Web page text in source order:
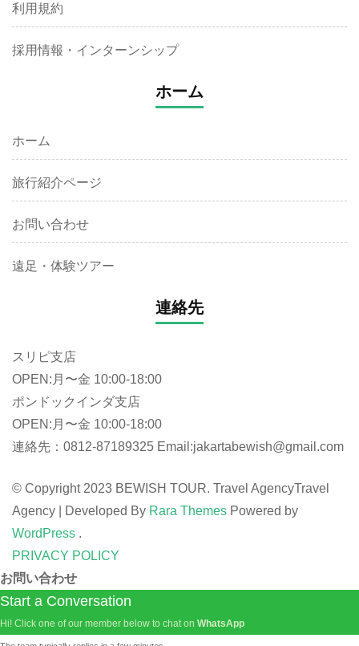
利用規約
採用情報・インターンシップ
ホーム
ホーム
旅行紹介ページ
お問い合わせ
遠足・体験ツアー
連絡先
スリピ支店
OPEN:月〜金 10:00-18:00
ポンドックインダ支店
OPEN:月〜金 10:00-18:00
連絡先：0812-87189325 Email:jakartabewish@gmail.com
© Copyright 2023 BEWISH TOUR. Travel AgencyTravel
Agency | Developed By Rara Themes Powered by
WordPress .
PRIVACY POLICY
お問い合わせ
Start a Conversation
Hi! Click one of our member below to chat on WhatsApp